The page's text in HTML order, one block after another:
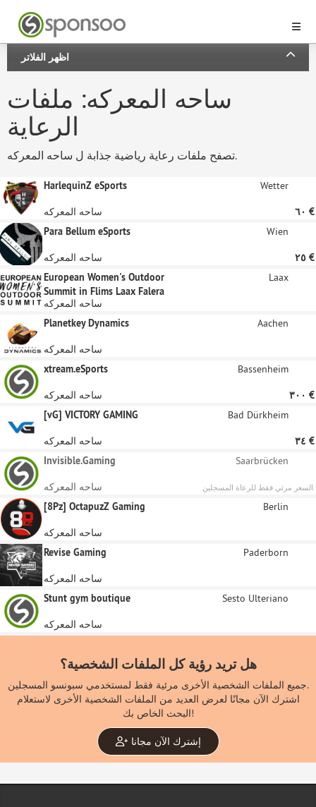
اظهر الفلاتر
ساحه المعركه: ملفات
الرعاية
تصفح ملفات رعاية رياضية جذابة ل ساحه المعركه.
HarlequinZ eSports Wetter
ساحه المعركه
‏٦٠ €
Para Bellum eSports
Wien
ساحه المعركه
‏٢٥ €
European Women's Outdoor
Summit in Flims Laax Falera
Laax
ساحه المعركه
Planetkey Dynamics
Aachen
ساحه المعركه
xtream.eSports
Bassenheim
ساحه المعركه
‏٣٠٠ €
[vG] VICTORY GAMING
Bad Dürkheim
ساحه المعركه
‏٣٤ €
Invisible.Gaming
Saarbrücken
ساحه المعركه السعر مرئي فقط للرعاة المسجلين.
[8Pz] OctapuzZ Gaming Berlin
ساحه المعركه
Revise Gaming
Paderborn
ساحه المعركه
Stunt gym boutique
Sesto Ulteriano
ساحه المعركه
هل تريد رؤية كل الملفات الشخصية؟
جميع الملفات الشخصية الأخرى مرئية فقط لمستخدمي سبونسو المسجلين.
اشترك الآن مجانًا لعرض العديد من الملفات الشخصية الأخرى لاستعلام
البحث الخاص بك!
إشترك الآن مجانا